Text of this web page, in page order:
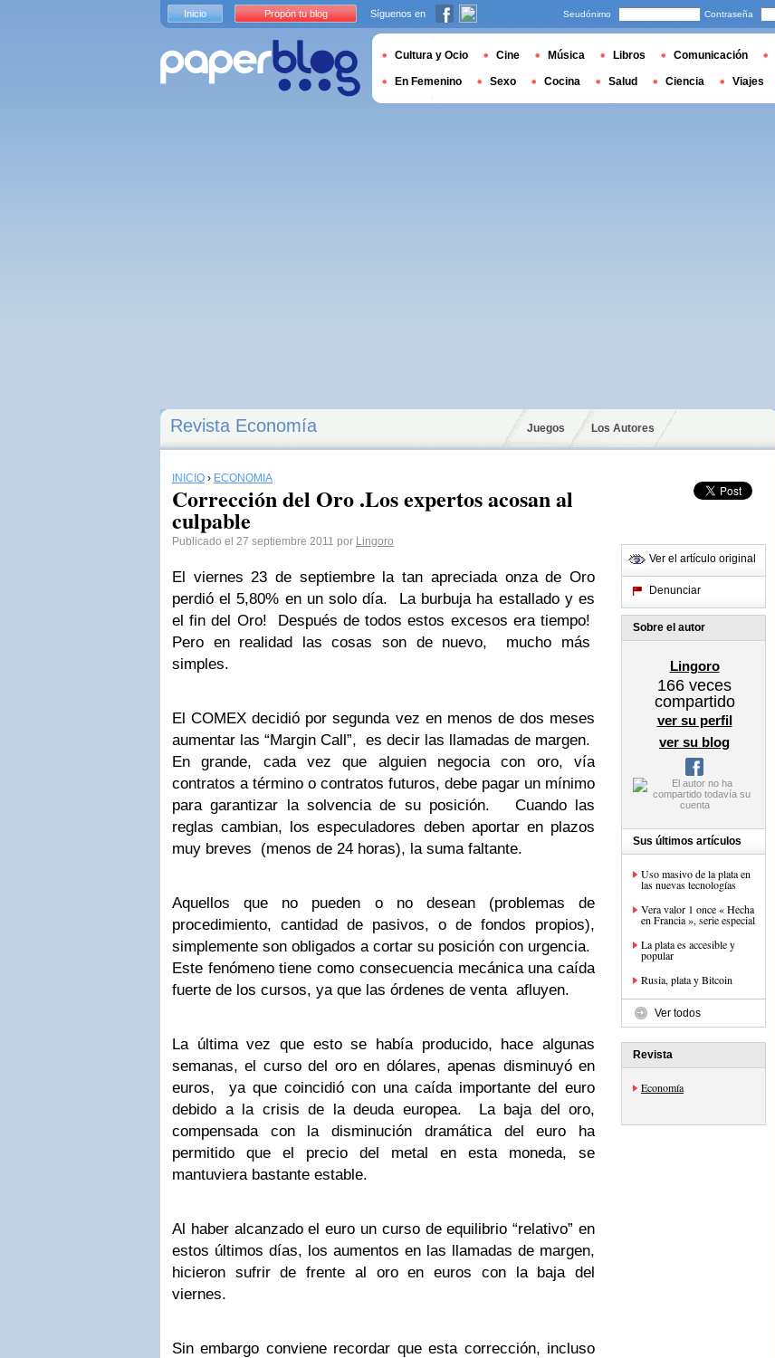
Revista Economía Juegos Los Autores
INICIO › ECONOMÍA
Corrección del Oro .Los expertos acosan al
culpable
Publicado el 27 septiembre 2011 por Lingoro
El viernes 23 de septiembre la tan apreciada onza de Oro
perdió el 5,80% en un solo día. La burbuja ha estallado y es
el fin del Oro! Después de todos estos excesos era tiempo!
Pero en realidad las cosas son de nuevo, mucho más
simples.
El COMEX decidió por segunda vez en menos de dos meses
aumentar las “Margin Call”, es decir las llamadas de margen.
En grande, cada vez que alguien negocia con oro, vía
contratos a término o contratos futuros, debe pagar un mínimo
para garantizar la solvencia de su posición. Cuando las
reglas cambian, los especuladores deben aportar en plazos
muy breves (menos de 24 horas), la suma faltante.
Aquellos que no pueden o no desean (problemas de
procedimiento, cantidad de pasivos, o de fondos propios),
simplemente son obligados a cortar su posición con urgencia.
Este fenómeno tiene como consecuencia mecánica una caída
fuerte de los cursos, ya que las órdenes de venta afluyen.
La última vez que esto se había producido, hace algunas
semanas, el curso del oro en dólares, apenas disminuyó en
euros, ya que coincidió con una caída importante del euro
debido a la crisis de la deuda europea. La baja del oro,
compensada con la disminución dramática del euro ha
permitido que el precio del metal en esta moneda, se
mantuviera bastante estable.
Al haber alcanzado el euro un curso de equilibrio “relativo” en
estos últimos días, los aumentos en las llamadas de margen,
hicieron sufrir de frente al oro en euros con la baja del
viernes.
Sin embargo conviene recordar que esta corrección, incluso
Ver el artículo original
Denunciar
Sobre el autor
Lingoro
166 veces
compartido
ver su perfil
ver su blog
Sus últimos artículos
Uso masivo de la plata en
las nuevas tecnologías
Vera valor 1 once « Hecha
en Francia », serie especial
La plata es accesible y
popular
Rusia, plata y Bitcoin
Ver todos
Revista
Economía
Inicio Propón tu blog Síguenos en Seudónimo Contraseña
Cultura y Ocio Cine Música Libros Comunicación
En Femenino Sexo Cocina Salud Ciencia Viajes